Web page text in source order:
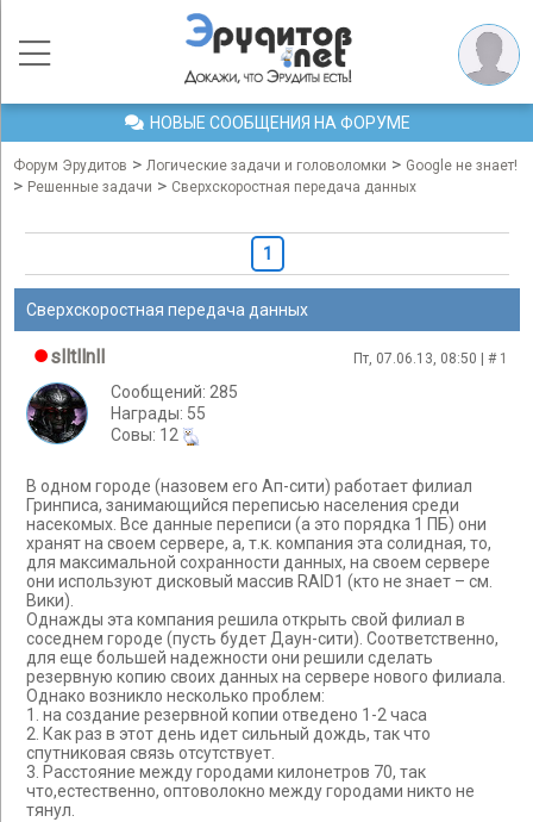
НОВЫЕ СООБЩЕНИЯ НА ФОРУМЕ
Форум Эрудитов > Логические задачи и головоломки > Google не знает!
> Решенные задачи > Сверхскоростная передача данных
1
Сверхскоростная передача данных
slltllnll Пт, 07.06.13, 08:50 | # 1
Сообщений: 285
Награды: 55
Cовы: 12
В одном городе (назовем его Ап-сити) работает филиал
Гринписа, занимающийся переписью населения среди
насекомых. Все данные переписи (а это порядка 1 ПБ) они
хранят на своем сервере, а, т.к. компания эта солидная, то,
для максимальной сохранности данных, на своем сервере
они используют дисковый массив RAID1 (кто не знает – см.
Вики).
Однажды эта компания решила открыть свой филиал в
соседнем городе (пусть будет Даун-сити). Соответственно,
для еще большей надежности они решили сделать
резервную копию своих данных на сервере нового филиала.
Однако возникло несколько проблем:
1. на создание резервной копии отведено 1-2 часа
2. Как раз в этот день идет сильный дождь, так что
спутниковая связь отсутствует.
3. Расстояние между городами килонетров 70, так
что,естественно, оптоволокно между городами никто не
тянул.